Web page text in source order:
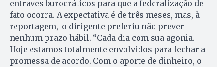
entraves burocráticos para que a federalização de
fato ocorra. A expectativa é de três meses, mas, à
reportagem, o dirigente preferiu não prever
nenhum prazo hábil. “Cada dia com sua agonia.
Hoje estamos totalmente envolvidos para fechar a
promessa de acordo. Com o aporte de dinheiro, o